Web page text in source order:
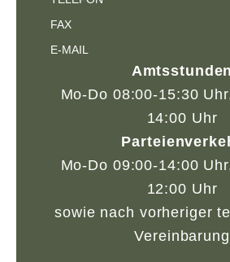
FAX
E-MAIL
Amtsstunden
Mo-Do 08:00-15:30
14:00 Uhr
Mo-Do 09:00-14:00
12:00 Uhr
sowie nach vorheriger
Vereinbarung